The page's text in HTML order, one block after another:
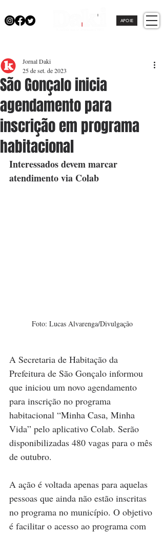
APOIE
São Gonçalo inicia
agendamento para
inscrição em programa
habitacional
Jornal Daki
25 de set. de 2023
Interessados devem marcar
atendimento via Colab
Foto: Lucas Alvarenga/Divulgação
A Secretaria de Habitação da
Prefeitura de São Gonçalo informou
que iniciou um novo agendamento
para inscrição no programa
habitacional “Minha Casa, Minha
Vida” pelo aplicativo Colab. Serão
disponibilizadas 480 vagas para o mês
de outubro.
A ação é voltada apenas para aquelas
pessoas que ainda não estão inscritas
no programa no município. O objetivo
é facilitar o acesso ao programa com